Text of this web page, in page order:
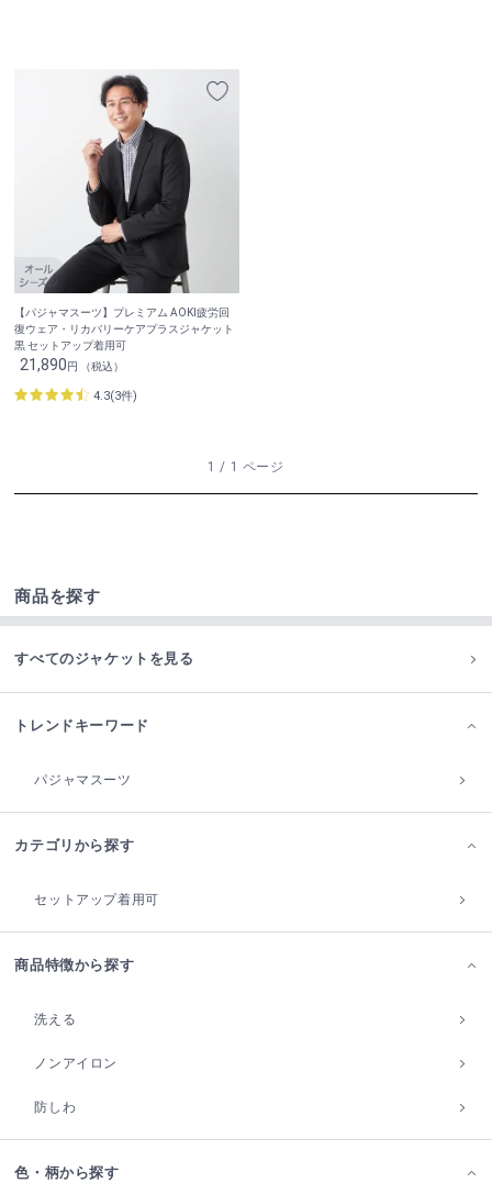
【パジャマスーツ】プレミアム AOKI疲労回
復ウェア・リカバリーケアプラスジャケット
黒 セットアップ着用可
21,890円 （税込）
4.3(3件)
1 / 1 ページ
商品を探す
すべてのジャケットを見る
トレンドキーワード
パジャマスーツ
カテゴリから探す
セットアップ着用可
商品特徴から探す
洗える
ノンアイロン
防しわ
色・柄から探す